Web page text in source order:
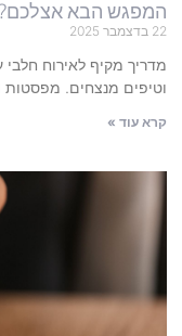
המפגש הבא אצלכם?
22 בדצמבר 2025
מדריך מקיף לאירוח חלבי
וטיפים מנצחים. מפסטות
קרא עוד »